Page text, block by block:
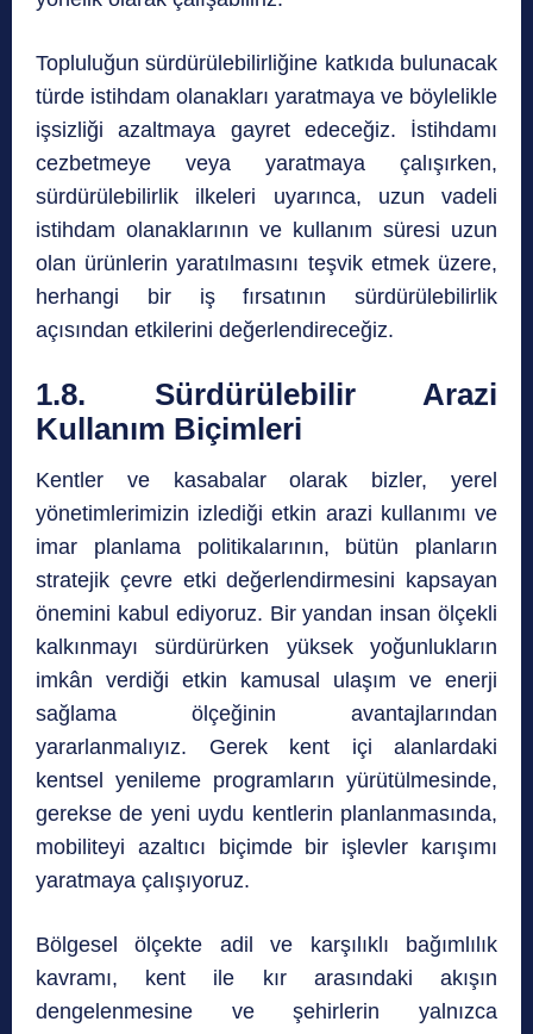
Topluluğun sürdürülebilirliğine katkıda bulunacak
türde istihdam olanakları yaratmaya ve böylelikle
işsizliği azaltmaya gayret edeceğiz. İstihdamı
cezbetmeye veya yaratmaya çalışırken,
sürdürülebilirlik ilkeleri uyarınca, uzun vadeli
istihdam olanaklarının ve kullanım süresi uzun
olan ürünlerin yaratılmasını teşvik etmek üzere,
herhangi bir iş fırsatının sürdürülebilirlik
açısından etkilerini değerlendireceğiz.
1.8. Sürdürülebilir Arazi
Kullanım Biçimleri
Kentler ve kasabalar olarak bizler, yerel
yönetimlerimizin izlediği etkin arazi kullanımı ve
imar planlama politikalarının, bütün planların
stratejik çevre etki değerlendirmesini kapsayan
önemini kabul ediyoruz. Bir yandan insan ölçekli
kalkınmayı sürdürürken yüksek yoğunlukların
imkân verdiği etkin kamusal ulaşım ve enerji
sağlama ölçeğinin avantajlarından
yararlanmalıyız. Gerek kent içi alanlardaki
kentsel yenileme programların yürütülmesinde,
gerekse de yeni uydu kentlerin planlanmasında,
mobiliteyi azaltıcı biçimde bir işlevler karışımı
yaratmaya çalışıyoruz.
Bölgesel ölçekte adil ve karşılıklı bağımlılık
kavramı, kent ile kır arasındaki akışın
dengelenmesine ve şehirlerin yalnızca